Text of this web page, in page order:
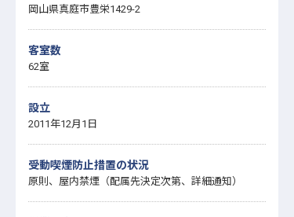
岡山県真庭市豊栄1429-2
客室数
62室
設立
2011年12月1日
受動喫煙防止措置の状況
原則、屋内禁煙（配属先決定次第、詳細通知）